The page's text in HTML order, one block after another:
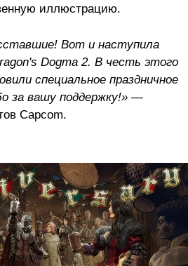
иллюстрацию.
Вот и наступила
Dogma 2. В честь этого
специальное праздничное
за вашу поддержку!»—
Capcom.